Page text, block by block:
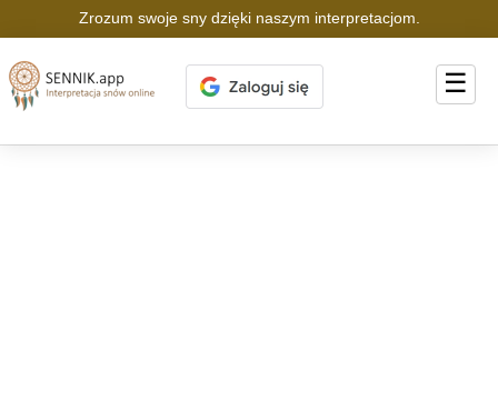
Zrozum swoje sny dzięki naszym interpretacjom.
☰